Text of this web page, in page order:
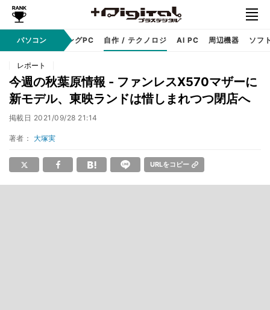
パソコン
PC本体 ゲーミングPC 自作 / テクノロジ AI PC 周辺機器 ソフ
レポート
今週の秋葉原情報 - ファンレスX570マザーに
新モデル、東映ランドは惜しまれつつ閉店へ
掲載日 2021/09/28 21:14
著者： 大塚実
URLをコピー